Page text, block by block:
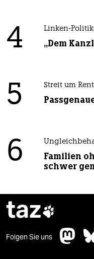
4 Linken-
„Dem
5 Streit um
6
Familien
schwer
taz
Folgen Sie uns